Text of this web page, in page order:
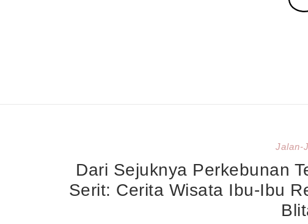
Jalan-
Dari Sejuknya Perkebunan
Serit: Cerita Wisata Ibu-Ibu